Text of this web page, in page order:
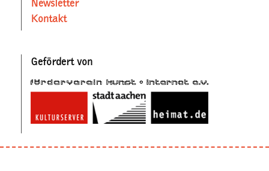
Newsletter
Kontakt
Gefördert von